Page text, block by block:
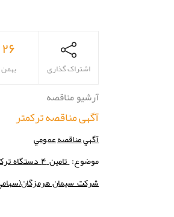
۲۶
بهمن اشتراک گذاری
آرشیو مناقصه
آگهی مناقصه ترکمتر
آگهي مناقصه عمومي
موضوع: تامین ۴ دستگاه ترکمتر گیربکسی
شركت سيمان هرمزگان